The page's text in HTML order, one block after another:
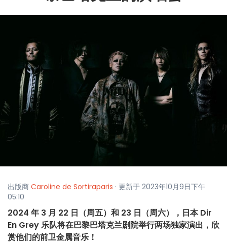
出版商 Caroline de Sortiraparis · 更新于 2023年10月9日下午
05:10
2024 年 3 月 22 日（周五）和 23 日（周六），日本 Dir
En Grey 乐队将在巴黎巴塔克兰剧院举行两场独家演出，欣
赏他们的前卫金属音乐！